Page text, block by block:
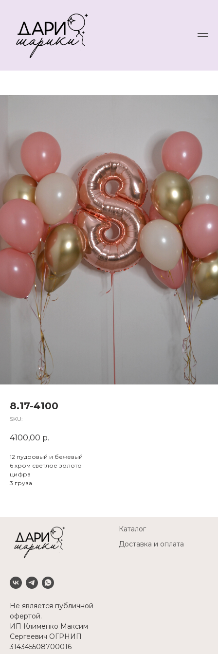
8.17-4100
SKU:
4100,00 р.
12 пудровый и бежевый
6 хром светлое золото
цифра
3 груза
Не является публичной
офертой.
ИП Клименко Максим
Сергеевич ОГРНИП
314345508700016
Каталог
Доставка и оплата